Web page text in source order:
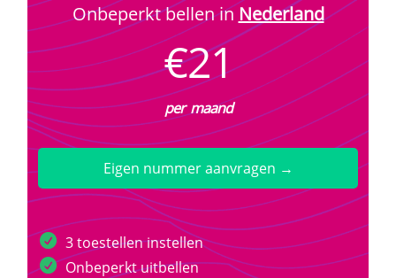
Onbeperkt bellen inNederland
€21
per maand
Eigen nummer aanvragen →
3 toestellen instellen
Onbeperkt uitbellen